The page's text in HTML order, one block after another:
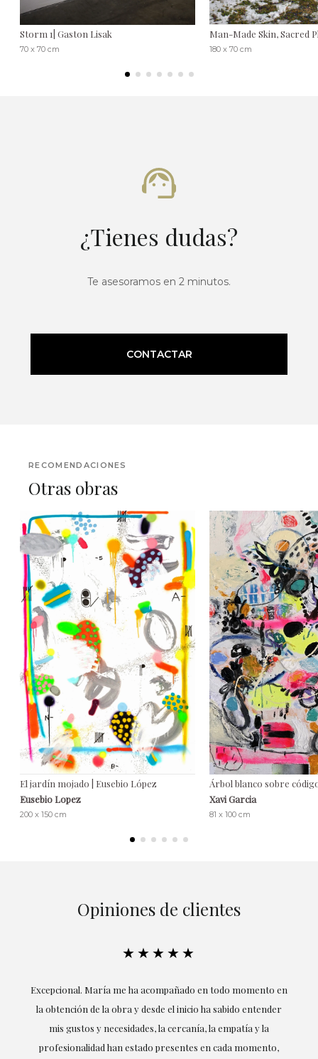
Storm 1| Gaston Lisak
70 x 70 cm
Man-Made Skin, Sacred
180 x 70 cm
¿Tienes dudas?
Te asesoramos en 2 minutos.
CONTACTAR
RECOMENDACIONES
Otras obras
El jardín mojado | Eusebio López
Eusebio Lopez
200 x 150 cm
Árbol blanco sobre
Xavi Garcia
81 x 100 cm
Opiniones de clientes
★★★★★
Excepcional. María me ha acompañado en todo momento en
la obtención de la obra y desde el inicio ha sabido entender
mis gustos y necesidades, la cercanía, la empatía y la
profesionalidad han estado presentes en cada momento,